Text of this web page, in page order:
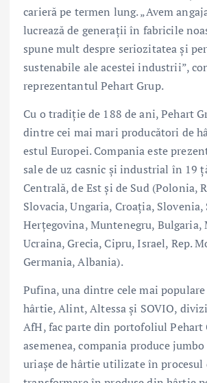
carieră pe termen lung. „Avem
lucrează de generații în fabricile
spune mult despre seriozitatea și
sustenabile ale acestei industrii”,
reprezentantul Pehart Grup.
Cu o tradiție de 188 de ani, Pehart
dintre cei mai mari producători de
estul Europei. Compania este
sale de uz casnic și industrial în 19
Centrală, de Est și de Sud (Polonia,
Slovacia, Ungaria, Croația, Slovenia,
Herțegovina, Muntenegru, Bulgaria,
Ucraina, Grecia, Cipru, Israel, Rep.
Germania, Albania).
Pufina, una dintre cele mai
hârtie, Alint, Altessa și SOVIO,
AfH, fac parte din portofoliul Pehart
asemenea, compania produce
uriașe de hârtie utilizate în procesul